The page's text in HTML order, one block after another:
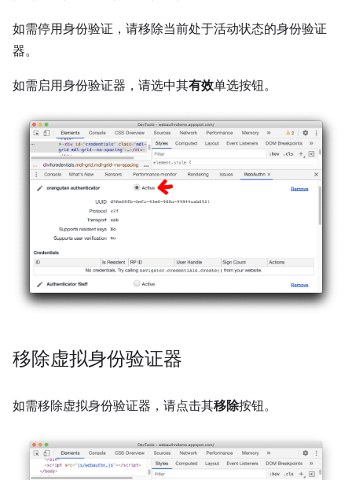
如需停用身份验证，请移除当前处于活动状态的身份验证
器。
如需启用身份验证器，请选中其有效单选按钮。
移除虚拟身份验证器
如需移除虚拟身份验证器，请点击其移除按钮。